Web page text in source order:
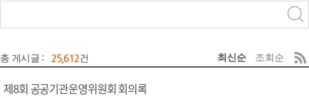
총 게시글 : 25,612건 최신순 조회순
제8회 공공기관운영위원회 회의록